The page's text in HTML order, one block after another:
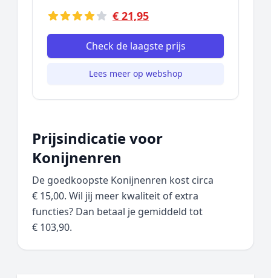
€ 21,95
Check de laagste prijs
Lees meer op webshop
Prijsindicatie voor
Konijnenren
De goedkoopste Konijnenren kost circa
€ 15,00. Wil jij meer kwaliteit of extra
functies? Dan betaal je gemiddeld tot
€ 103,90.